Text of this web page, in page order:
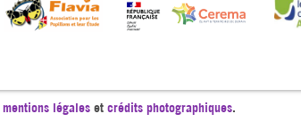
mentions légaleset crédits photographiques.